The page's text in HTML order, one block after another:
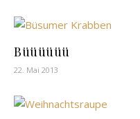
Büüüüüü
22. Mai 2013